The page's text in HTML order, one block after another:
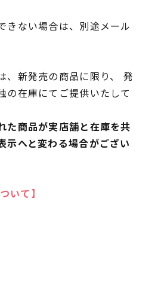
きない場合は、別途メール
、新発売の商品に限り、 発
の在庫にてご提供いたして
商品が実店舗と在庫を共
示へと変わる場合がござい
いて】